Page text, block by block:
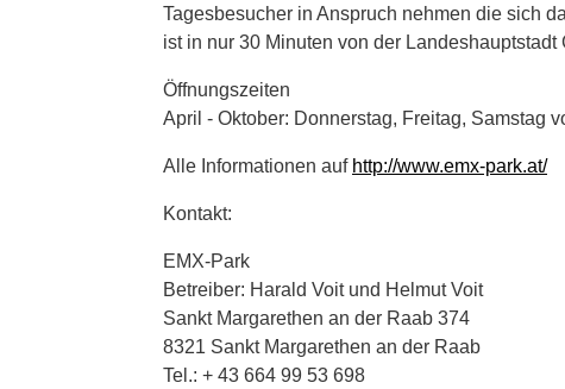
Tagesbesucher in Anspruch nehmen die sich
ist in nur 30 Minuten von der Landeshauptstadt
Öffnungszeiten
April - Oktober: Donnerstag, Freitag, Samstag
Alle Informationen auf http://www.emx-park.at/
Kontakt:
EMX-Park
Betreiber: Harald Voit und Helmut Voit
Sankt Margarethen an der Raab 374
8321 Sankt Margarethen an der Raab
Tel.: + 43 664 99 53 698